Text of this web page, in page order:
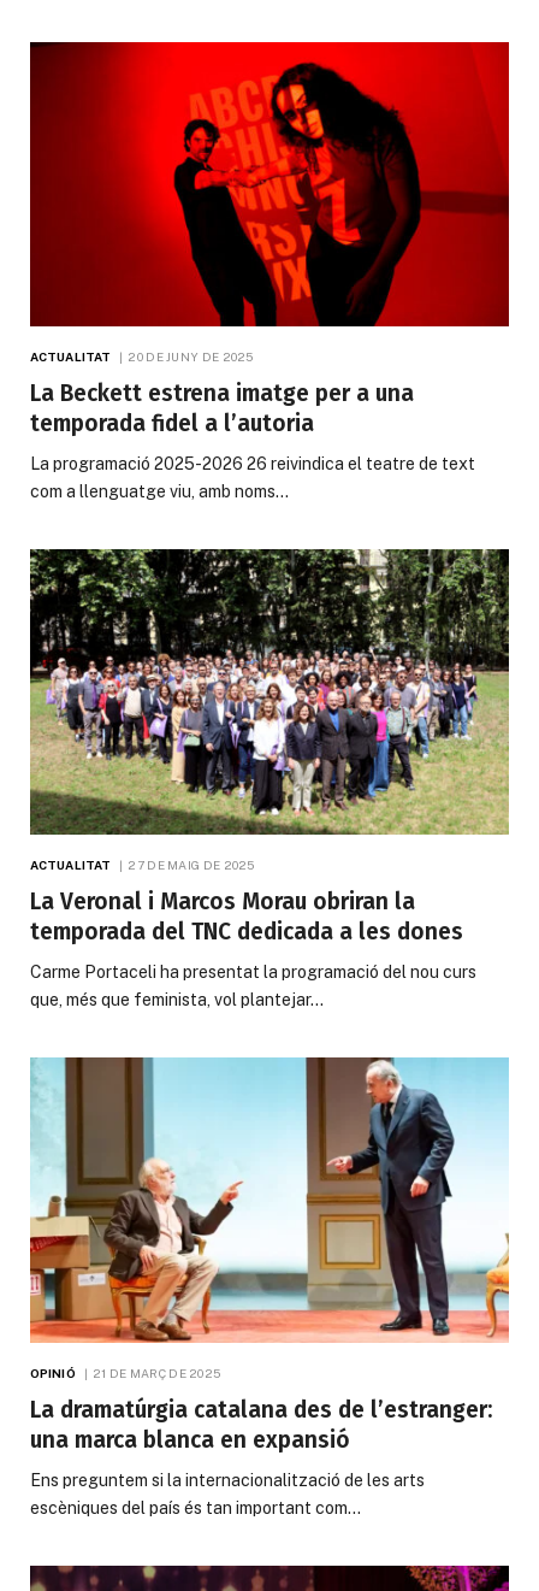
ACTUALITAT 20 DE JUNY DE 2025
La Beckett estrena imatge per a una
temporada fidel a l’autoria
La programació 2025-2026 26 reivindica el teatre de text
com a llenguatge viu, amb noms…
ACTUALITAT 27 DE MAIG DE 2025
La Veronal i Marcos Morau obriran la
temporada del TNC dedicada a les dones
Carme Portaceli ha presentat la programació del nou curs
que, més que feminista, vol plantejar…
OPINIÓ 21 DE MARÇ DE 2025
La dramatúrgia catalana des de l’estranger:
una marca blanca en expansió
Ens preguntem si la internacionalització de les arts
escèniques del país és tan important com…